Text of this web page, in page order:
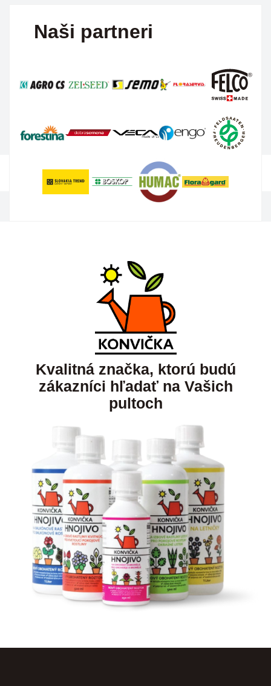
Naši partneri
Kvalitná značka, ktorú budú
zákazníci hľadať na Vašich
pultoch